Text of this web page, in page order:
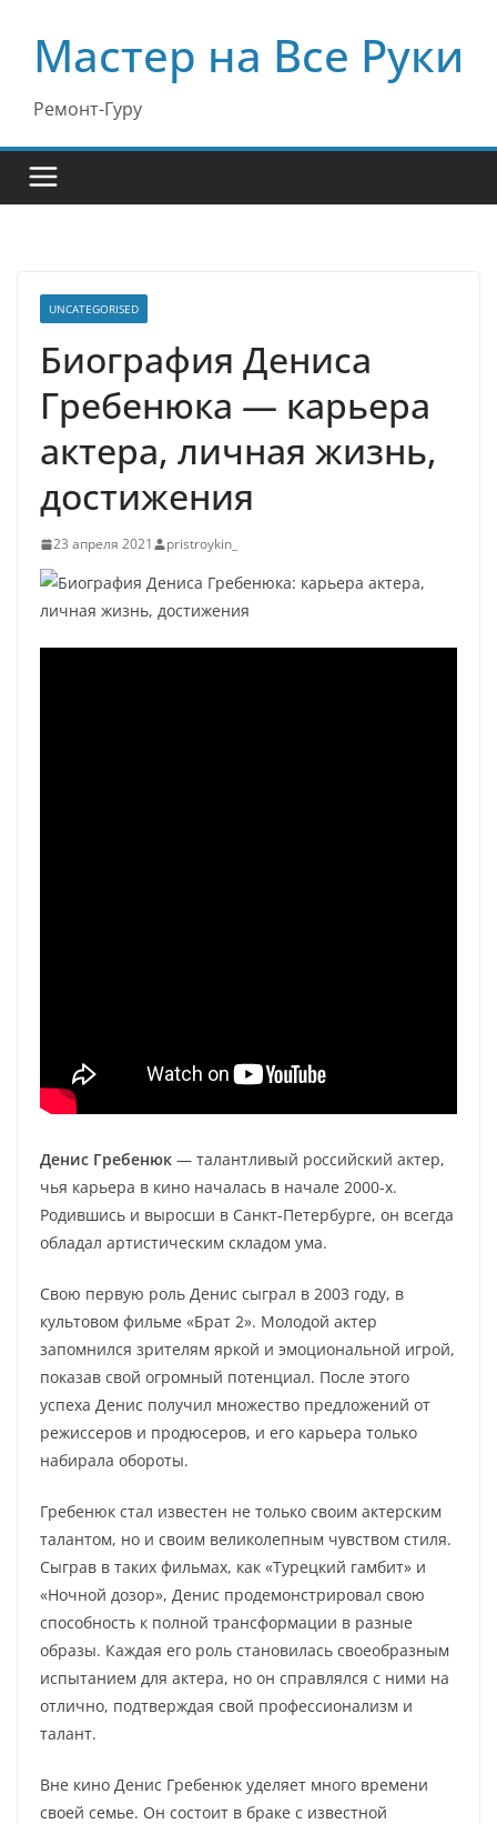
содержимому
Мастер на Все Руки
Ремонт-Гуру
UNCATEGORISED
Биография Дениса
Гребенюка — карьера
актера, личная жизнь,
достижения
23 апреля 2021 pristroykin_
Денис Гребенюк — талантливый российский актер,
чья карьера в кино началась в начале 2000-х.
Родившись и выросши в Санкт-Петербурге, он всегда
обладал артистическим складом ума.
Свою первую роль Денис сыграл в 2003 году, в
культовом фильме «Брат 2». Молодой актер
запомнился зрителям яркой и эмоциональной игрой,
показав свой огромный потенциал. После этого
успеха Денис получил множество предложений от
режиссеров и продюсеров, и его карьера только
набирала обороты.
Гребенюк стал известен не только своим актерским
талантом, но и своим великолепным чувством стиля.
Сыграв в таких фильмах, как «Турецкий гамбит» и
«Ночной дозор», Денис продемонстрировал свою
способность к полной трансформации в разные
образы. Каждая его роль становилась своеобразным
испытанием для актера, но он справлялся с ними на
отлично, подтверждая свой профессионализм и
талант.
Вне кино Денис Гребенюк уделяет много времени
своей семье. Он состоит в браке с известной